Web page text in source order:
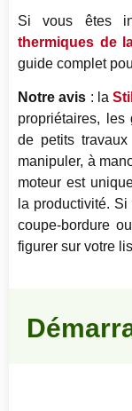
Si vous êtes
thermiques de
guide complet
Notre avis : la
propriétaires,
de petits
manipuler, à
moteur est
la productivité.
coupe-bordure
figurer sur votre